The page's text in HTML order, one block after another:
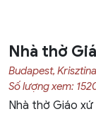
Nhà thờ
Budapest,
Số lượng xem:
Nhà thờ Giáo